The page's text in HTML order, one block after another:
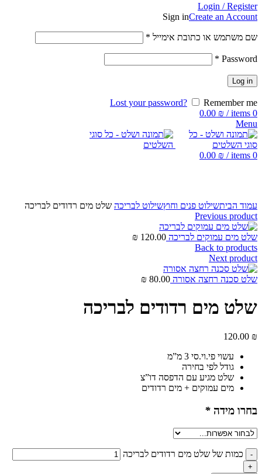
Login / Register
Sign inCreate an Account
שם משתמש או כתובת אימייל *
Password
*
Log in
Lost your password?
Remember me
0
items
/
0.00 ₪
Menu
0
items
/
0.00 ₪
עמוד הביתשילוט פנים וחוץשילוט לבריכה שלט מים רדודים לבריכה
Previous product
שלט מים עמוקים לבריכה 120.00
₪
Back to products
Next product
שלט סכנה רחצה אסורה 80.00
₪
שלט מים רדודים לבריכה
120.00 ₪
עשוי פי.וי.סי 3 מ”מ
גודל לפי בחירה
שלט מגיע עם הדפסה דו”צ
מים עמוקים + מים רדודים
בחרו מידה *
כמות של שלט מים רדודים לבריכה